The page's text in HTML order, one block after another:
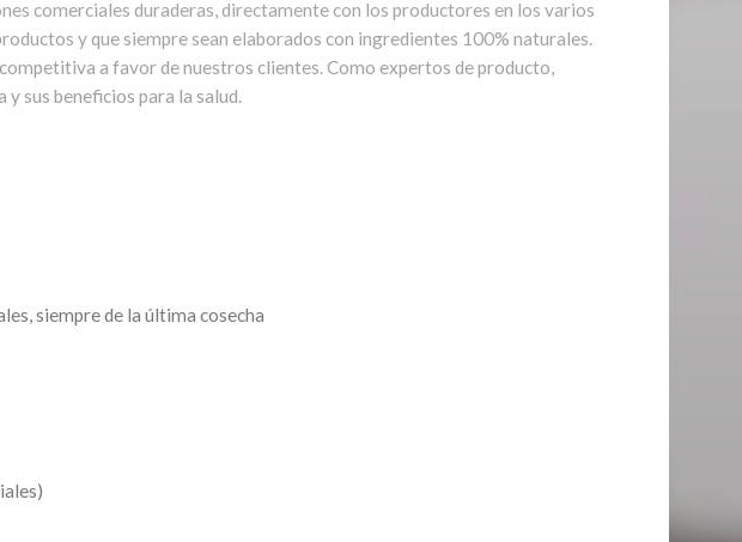
comerciales duraderas, directamente con los productores en los varios
y que siempre sean elaborados con ingredientes 100% naturales.
a favor de nuestros clientes. Como expertos de producto,
y sus beneficios para la salud.
siempre de la última cosecha